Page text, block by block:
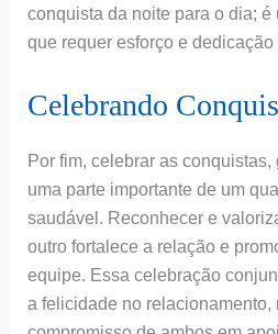
conquista da noite para o dia;
que requer esforço e
Celebrando
Por fim, celebrar as
uma parte importante de um
saudável. Reconhecer e
outro fortalece a relação e
equipe. Essa celebração
a felicidade no relacionamento,